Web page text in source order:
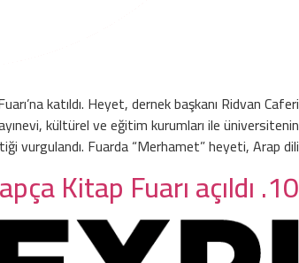
katıldı. Heyet, dernek başkanı Ridvan Caferi
kültürel ve eğitim kurumları ile üniversitenin
vurgulandı. Fuarda “Merhamet” heyeti, Arap dili […]
10. Uluslararası İstanbul Arapça Kitap Fuarı açıldı